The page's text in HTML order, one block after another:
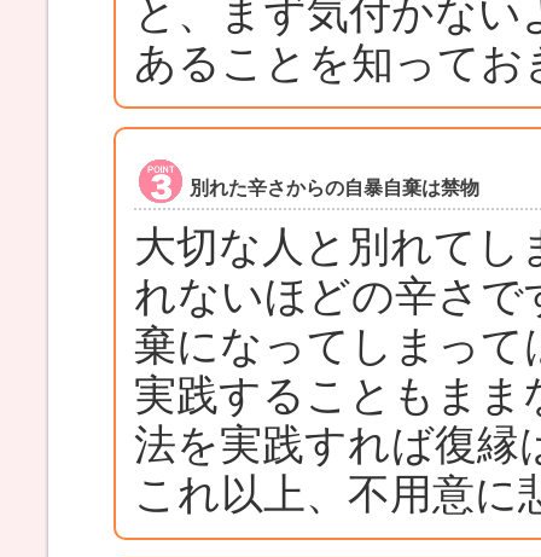
と、まず気付かな
あることを知ってお
別れた辛さからの自暴自棄は禁物
大切な人と別れて
れないほどの辛さで
棄になってしまって
実践することもまま
法を実践すれば復縁
これ以上、不用意